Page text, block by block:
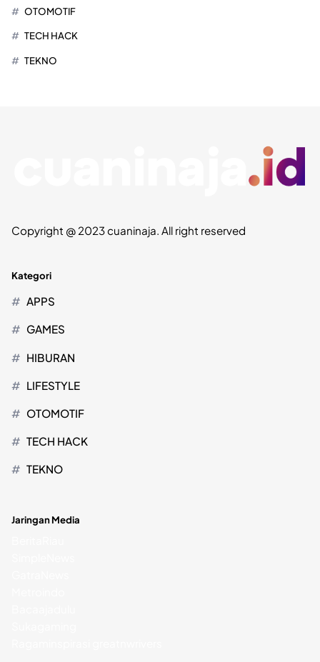
OTOMOTIF
TECH HACK
TEKNO
Copyright @ 2023 cuaninaja. All right reserved
Kategori
APPS
GAMES
HIBURAN
LIFESTYLE
OTOMOTIF
TECH HACK
TEKNO
Jaringan Media